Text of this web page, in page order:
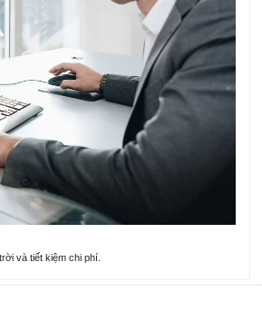
và tiết kiệm chi phí.